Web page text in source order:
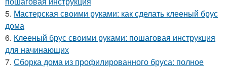
5. Мастерская своими руками: как сделать клееный брус
дома
6. Клееный брус своими руками: пошаговая инструкция
для начинающих
7. Сборка дома из профилированного бруса: полное